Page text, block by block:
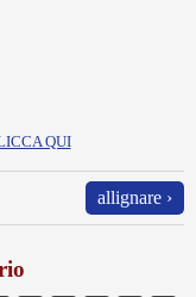
QUI
allignare ›